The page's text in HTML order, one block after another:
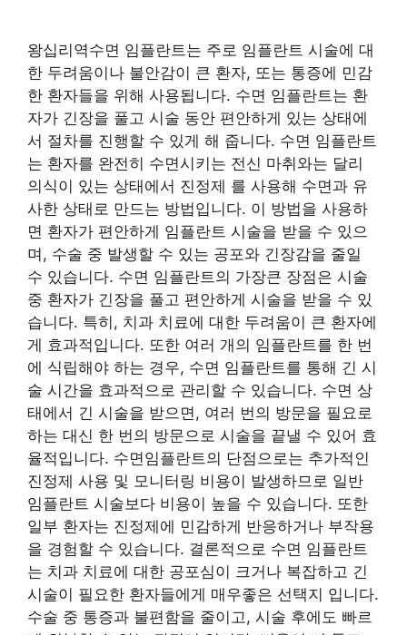
왕십리역수면 임플란트는 주로 임플란트 시술에 대
한 두려움이나 불안감이 큰 환자, 또는 통증에 민감
한 환자들을 위해 사용됩니다. 수면 임플란트는 환
자가 긴장을 풀고 시술 동안 편안하게 있는 상태에
서 절차를 진행할 수 있게 해 줍니다. 수면 임플란트
는 환자를 완전히 수면시키는 전신 마취와는 달리
의식이 있는 상태에서 진정제 를 사용해 수면과 유
사한 상태로 만드는 방법입니다. 이 방법을 사용하
면 환자가 편안하게 임플란트 시술을 받을 수 있으
며, 수술 중 발생할 수 있는 공포와 긴장감을 줄일
수 있습니다. 수면 임플란트의 가장큰 장점은 시술
중 환자가 긴장을 풀고 편안하게 시술을 받을 수 있
습니다. 특히, 치과 치료에 대한 두려움이 큰 환자에
게 효과적입니다. 또한 여러 개의 임플란트를 한 번
에 식립해야 하는 경우, 수면 임플란트를 통해 긴 시
술 시간을 효과적으로 관리할 수 있습니다. 수면 상
태에서 긴 시술을 받으면, 여러 번의 방문을 필요로
하는 대신 한 번의 방문으로 시술을 끝낼 수 있어 효
율적입니다. 수면임플란트의 단점으로는 추가적인
진정제 사용 및 모니터링 비용이 발생하므로 일반
임플란트 시술보다 비용이 높을 수 있습니다. 또한
일부 환자는 진정제에 민감하게 반응하거나 부작용
을 경험할 수 있습니다. 결론적으로 수면 임플란트
는 치과 치료에 대한 공포심이 크거나 복잡하고 긴
시술이 필요한 환자들에게 매우좋은 선택지 입니다.
수술 중 통증과 불편함을 줄이고, 시술 후에도 빠르